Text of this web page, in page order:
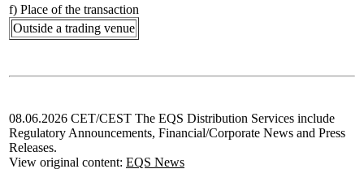
f) Place of the transaction
Outside a trading venue
08.06.2026 CET/CEST The EQS Distribution Services include
Regulatory Announcements, Financial/Corporate News and Press
Releases.
View original content: EQS News